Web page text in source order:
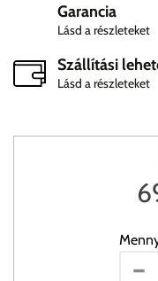
Garancia
Lásd a részleteket
Szállítási
Lásd a részleteket